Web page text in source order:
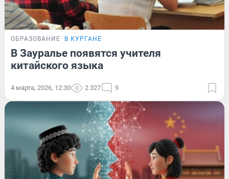
ОБРАЗОВАНИЕ В КУРГАНЕ
В Зауралье появятся учителя
китайского языка
4 марта, 2026, 12:30 2 327 9